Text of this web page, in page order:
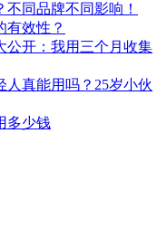
同品牌不同影响！
有效性？
公开：我用三个月收集
真能用吗？25岁小伙
多少钱